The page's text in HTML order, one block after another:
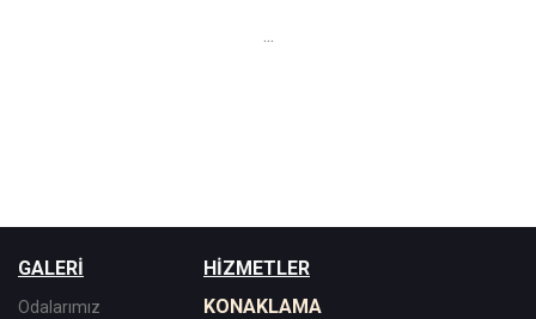
GALERİ
Odalarımız
HİZMETLER
KONAKLAMA